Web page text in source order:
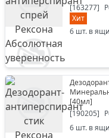
[163277]
Хит
6 шт. в
[40мл]
[190205]
6 шт. в